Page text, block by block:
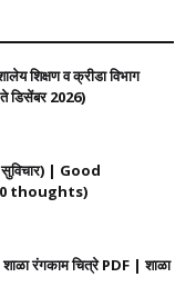
शिक्षण व क्रीडा विभाग
ते डिसेंबर 2026)
सुविचार) | Good
thoughts)
रंगकाम चित्रे PDF | शाळा